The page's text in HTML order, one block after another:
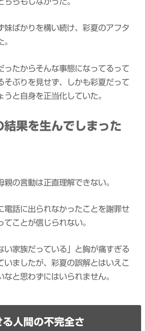
妹ばかりを構い続け、彩夏のアフタ
ったからそんな事態になってるって
そぶりを見せず、しかも彩夏だって
うと自身を正当化していた。
結果を生んでしまった
親の言動は正直理解できない。
電話に出られなかったことを謝罪せ
てことが信じられない。
い家族だっている」と胸が痛すぎる
いましたが、彩夏の誤解とはいえこ
なと思わずにはいられません。
人間の不完全さ